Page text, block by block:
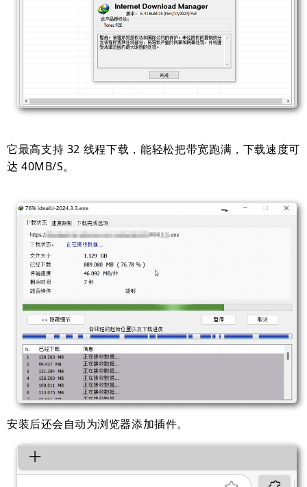
它最高支持 32 线程下载，能轻松把带宽跑满，下载速度可
达 40MB/S。
安装后还会自动为浏览器添加插件。